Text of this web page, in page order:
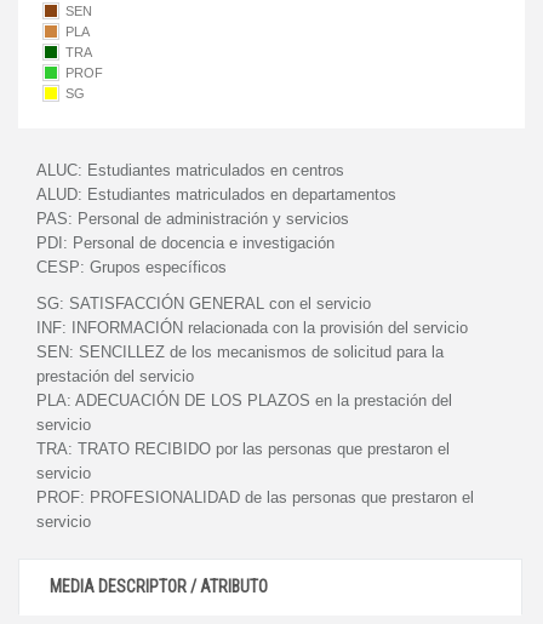
SEN
PLA
TRA
PROF
SG
ALUC: Estudiantes matriculados en centros
ALUD: Estudiantes matriculados en departamentos
PAS: Personal de administración y servicios
PDI: Personal de docencia e investigación
CESP: Grupos específicos
SG: SATISFACCIÓN GENERAL con el servicio
INF:
INFORMACIÓN relacionada con la provisión del servicio
SEN: SENCILLEZ de los mecanismos de solicitud para la
prestación del servicio
PLA: ADECUACIÓN DE LOS PLAZOS en la prestación del
servicio
TRA: TRATO RECIBIDO por las personas que prestaron el
servicio
PROF: PROFESIONALIDAD de las personas que prestaron el
servicio
MEDIA DESCRIPTOR / ATRIBUTO